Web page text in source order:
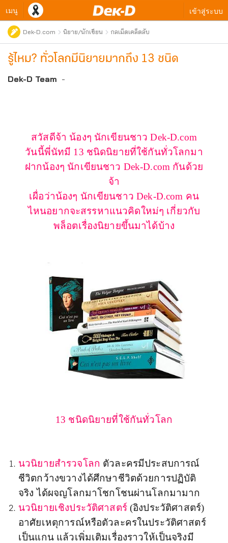
เมนู เข้าสู่ระบบ
Dek-D.com นิยาย/นักเขียน กลเม็ดเคล็ดลับ
รู้ไหม? ทั่วโลกมีนิยายมากถึง 13 ชนิด
Dek-D Team -
สวัสดีจ้า น้องๆ นักเขียนชาว Dek-D.com
วันนี้พี่นัทมี 13 ชนิดนิยายที่ใช้กันทั่วโลกมา
ฝากน้องๆ นักเขียนชาว Dek-D.com กันด้วย
จ้า
เผื่อว่าน้องๆ นักเขียนชาว Dek-D.com คน
ไหนอยากจะสรรหาแนวคิดใหม่ๆ เกี่ยวกับ
พล็อตเรื่องนิยายขึ้นมาได้บ้าง
13 ชนิดนิยายที่ใช้กันทั่วโลก
นวนิยายสำรวจโลก ตัวละครมีประสบการณ์
ชีวิตกว้างขวางได้ศึกษาชีวิตด้วยการปฏิบัติ
จริง ได้ผจญโลกมาโชกโชนผ่านโลกมามาก
นวนิยายเชิงประวัติศาสตร์ (อิงประวัติศาสตร์)
อาศัยเหตุการณ์หรือตัวละครในประวัติศาสตร์
เป็นแกน แล้วเพิ่มเติมเรื่องราวให้เป็นจริงมี